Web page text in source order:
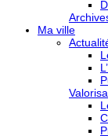
Ma ville